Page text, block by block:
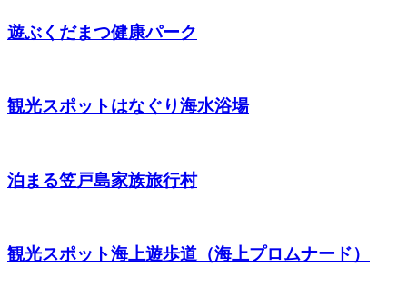
遊ぶ くだまつ健康パーク
観光スポットはなぐり海水浴場
泊まる笠戸島家族旅行村
観光スポット海上遊歩道（海上プロムナード）